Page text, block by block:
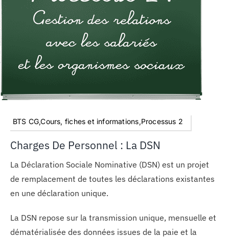
BTS CG,Cours, fiches et informations,Processus 2
Charges De Personnel : La DSN
La Déclaration Sociale Nominative (DSN) est un projet
de remplacement de toutes les déclarations existantes
en une déclaration unique.
La DSN repose sur la transmission unique, mensuelle et
dématérialisée des données issues de la paie et la